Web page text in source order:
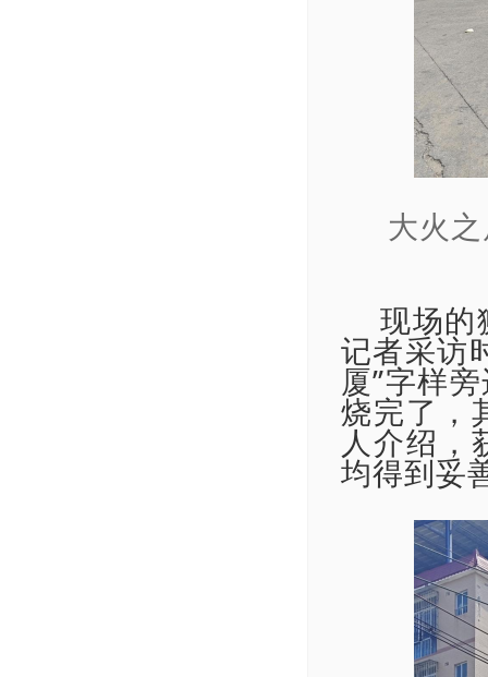
大火
现场的
记者采访
厦”字样
烧完了，
人介绍，
均得到妥